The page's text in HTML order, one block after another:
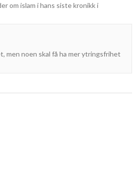
om islam i hans siste kronikk i
men noen skal få ha mer ytringsfrihet